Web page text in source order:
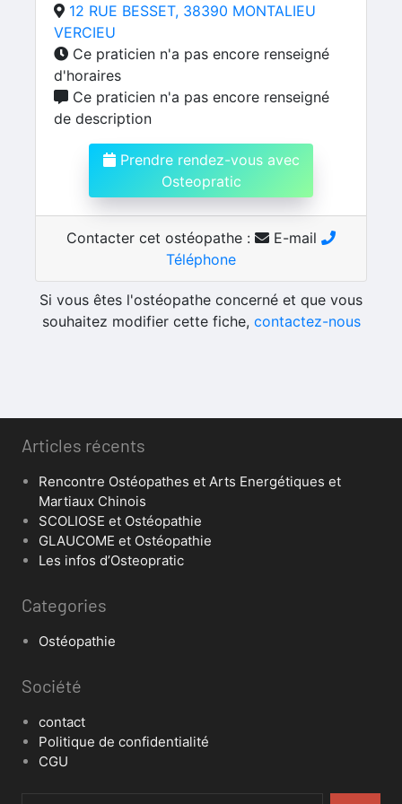
12 RUE BESSET, 38390 MONTALIEU
VERCIEU
Ce praticien n'a pas encore renseigné
d'horaires
Ce praticien n'a pas encore renseigné
de description
Prendre rendez-vous avec
Osteopratic
Contacter cet ostéopathe :
E-mail
Téléphone
Si vous êtes l'ostéopathe concerné et que vous
souhaitez modifier cette fiche, contactez-nous
Articles récents
Rencontre Ostéopathes et Arts Energétiques et
Martiaux Chinois
SCOLIOSE et Ostéopathie
GLAUCOME et Ostéopathie
Les infos d’Osteopratic
Categories
Ostéopathie
Société
contact
Politique de confidentialité
CGU